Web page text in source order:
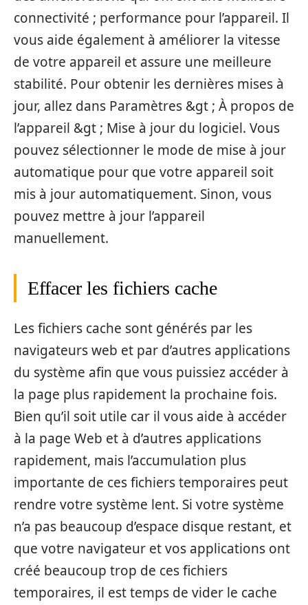
connectivité ; performance pour l’appareil. Il
vous aide également à améliorer la vitesse
de votre appareil et assure une meilleure
stabilité. Pour obtenir les dernières mises à
jour, allez dans Paramètres &gt ; À propos de
l’appareil &gt ; Mise à jour du logiciel. Vous
pouvez sélectionner le mode de mise à jour
automatique pour que votre appareil soit
mis à jour automatiquement. Sinon, vous
pouvez mettre à jour l’appareil
manuellement.
Effacer les fichiers cache
Les fichiers cache sont générés par les
navigateurs web et par d’autres applications
du système afin que vous puissiez accéder à
la page plus rapidement la prochaine fois.
Bien qu’il soit utile car il vous aide à accéder
à la page Web et à d’autres applications
rapidement, mais l’accumulation plus
importante de ces fichiers temporaires peut
rendre votre système lent. Si votre système
n’a pas beaucoup d’espace disque restant, et
que votre navigateur et vos applications ont
créé beaucoup trop de ces fichiers
temporaires, il est temps de vider le cache